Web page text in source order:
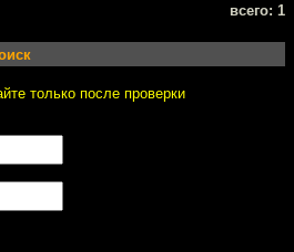
всего: 1
только после проверки